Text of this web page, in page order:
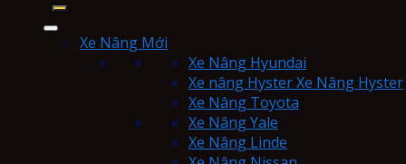
Xe Nâng Mới
Xe Nâng Hyundai
Xe nâng Hyster Xe Nâng Hyster
Xe Nâng Toyota
Xe Nâng Yale
Xe Nâng Linde